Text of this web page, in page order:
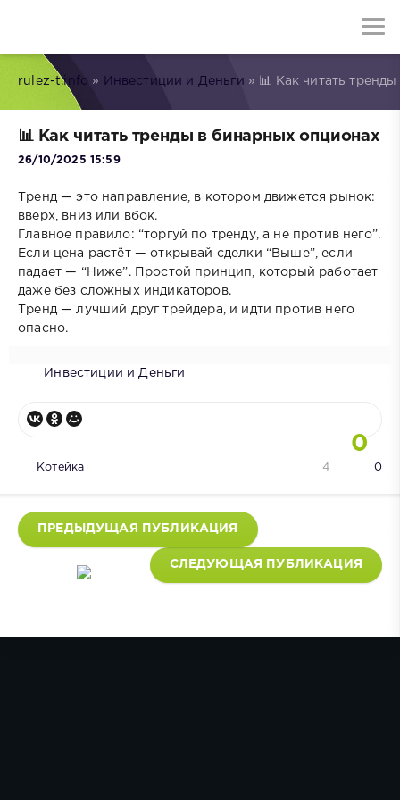
rulez-t.info » Инвестиции и Деньги » 📊 Как читать
📊 Как читать тренды в бинарных опционах
26/10/2025 15:59
Тренд — это направление, в котором движется рынок:
вверх, вниз или вбок.
Главное правило: “торгуй по тренду, а не против него”.
Если цена растёт — открывай сделки “Выше”, если
падает — “Ниже”. Простой принцип, который работает
даже без сложных индикаторов.
Тренд — лучший друг трейдера, и идти против него
опасно.
Инвестиции и Деньги
0
Котейка 0
4
ПРЕДЫДУЩАЯ ПУБЛИКАЦИЯ
СЛЕДУЮЩАЯ ПУБЛИКАЦИЯ